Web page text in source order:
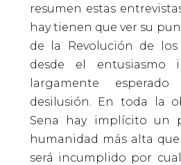
resumen estas
hay tienen que ver su
de la Revolución de los
desde el entusiasmo
largamente
desilusión. En toda la
Sena hay implícito un
humanidad más alta
será incumplido por